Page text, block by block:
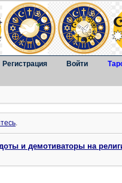
Регистрация Войти
.
и демотиваторы на